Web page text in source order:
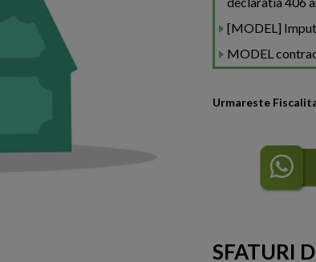
[MODEL]
MODEL
Urmareste
SFATURI